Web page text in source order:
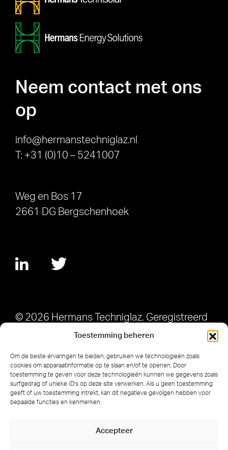
Toestemming beheren
Om de beste ervaringen te bieden, gebruiken we technologieën zoals
cookies om apparaatinformatie op te slaan en/of te openen. Door
toestemming te geven voor deze technologieën kunnen we gegevens zoals
surfgedrag of unieke ID's op deze site verwerken. Als u geen toestemming
geeft of uw toestemming intrekt, kan dit negatieve gevolgen hebben voor
bepaalde functies en kenmerken.
Accepteer
Neem contact met ons
op
info@hermanstechniglaz.nl
T: +31 (0)10 – 5241007
Weg en Bos 17
2661 DG Bergschenhoek
© 2026 Hermans Techniglaz. Geregistreerd
in Nederland nummer KvK nummer